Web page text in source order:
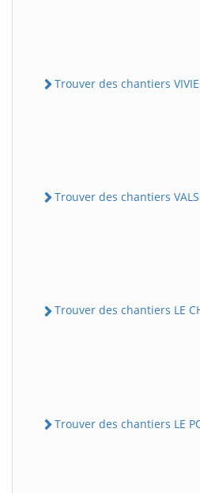
Trouver des chantiers
Trouver des chantiers
Trouver des chantiers LE
Trouver des chantiers LE